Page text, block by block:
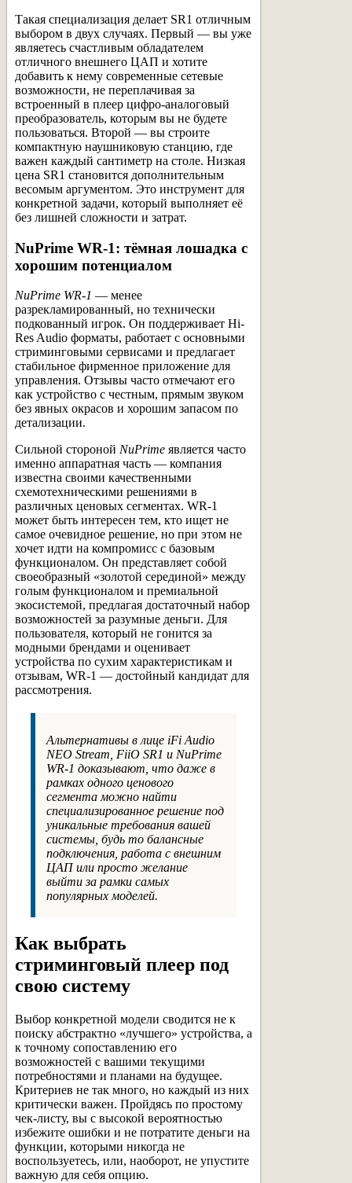
Такая специализация делает SR1 отличным
выбором в двух случаях. Первый — вы уже
являетесь счастливым обладателем
отличного внешнего ЦАП и хотите
добавить к нему современные сетевые
возможности, не переплачивая за
встроенный в плеер цифро-аналоговый
преобразователь, которым вы не будете
пользоваться. Второй — вы строите
компактную наушниковую станцию, где
важен каждый сантиметр на столе. Низкая
цена SR1 становится дополнительным
весомым аргументом. Это инструмент для
конкретной задачи, который выполняет её
без лишней сложности и затрат.
NuPrime WR-1: тёмная лошадка с
хорошим потенциалом
NuPrime WR-1 — менее
разрекламированный, но технически
подкованный игрок. Он поддерживает Hi-
Res Audio форматы, работает с основными
стриминговыми сервисами и предлагает
стабильное фирменное приложение для
управления. Отзывы часто отмечают его
как устройство с честным, прямым звуком
без явных окрасов и хорошим запасом по
детализации.
Сильной стороной NuPrime является часто
именно аппаратная часть — компания
известна своими качественными
схемотехническими решениями в
различных ценовых сегментах. WR-1
может быть интересен тем, кто ищет не
самое очевидное решение, но при этом не
хочет идти на компромисс с базовым
функционалом. Он представляет собой
своеобразный «золотой серединой» между
голым функционалом и премиальной
экосистемой, предлагая достаточный набор
возможностей за разумные деньги. Для
пользователя, который не гонится за
модными брендами и оценивает
устройства по сухим характеристикам и
отзывам, WR-1 — достойный кандидат для
рассмотрения.
Альтернативы в лице iFi Audio
NEO Stream, FiiO SR1 и NuPrime
WR-1 доказывают, что даже в
рамках одного ценового
сегмента можно найти
специализированное решение под
уникальные требования вашей
системы, будь то балансные
подключения, работа с внешним
ЦАП или просто желание
выйти за рамки самых
популярных моделей.
Как выбрать
стриминговый плеер под
свою систему
Выбор конкретной модели сводится не к
поиску абстрактно «лучшего» устройства, а
к точному сопоставлению его
возможностей с вашими текущими
потребностями и планами на будущее.
Критериев не так много, но каждый из них
критически важен. Пройдясь по простому
чек-листу, вы с высокой вероятностью
избежите ошибки и не потратите деньги на
функции, которыми никогда не
воспользуетесь, или, наоборот, не упустите
важную для себя опцию.